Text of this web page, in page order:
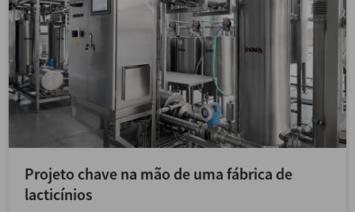
Projeto chave na mão de uma fábrica de
lacticínios